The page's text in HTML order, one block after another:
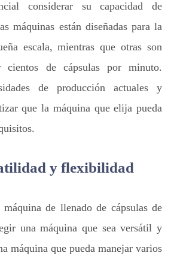
considerar su capacidad de
máquinas están diseñadas para la
escala, mientras que otras son
cientos de cápsulas por minuto.
de producción actuales y
que la máquina que elija pueda
y flexibilidad
de llenado de cápsulas de
una máquina que sea versátil y
máquina que pueda manejar varios